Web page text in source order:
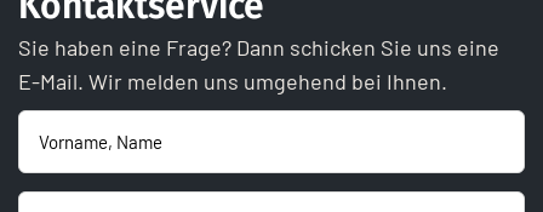
Sie haben eine Frage? Dann schicken Sie uns eine
E-Mail. Wir melden uns umgehend bei Ihnen.